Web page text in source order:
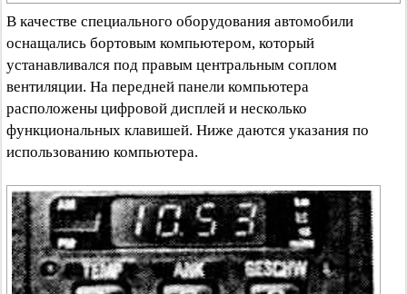
В качестве специального оборудования автомобили
оснащались бортовым компьютером, который
устанавливался под правым центральным соплом
вентиляции. На передней панели компьютера
расположены цифровой дисплей и несколько
функциональных клавишей. Ниже даются указания по
использованию компьютера.